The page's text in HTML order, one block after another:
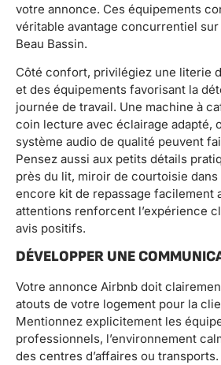
votre annonce. Ces équipements
véritable avantage concurrentiel
Beau Bassin.
Côté confort, privilégiez une literie
et des équipements favorisant la
journée de travail. Une machine à
coin lecture avec éclairage adapté,
système audio de qualité peuvent
Pensez aussi aux petits détails
près du lit, miroir de courtoisie dans
encore kit de repassage facilement
attentions renforcent l’expérience
avis positifs.
DÉVELOPPER UNE
Votre annonce Airbnb doit
atouts de votre logement pour la
Mentionnez explicitement les
professionnels, l’environnement
des centres d’affaires ou